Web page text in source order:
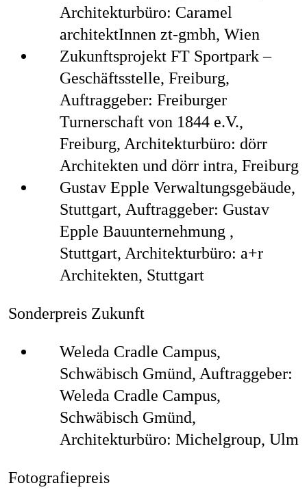
Architekturbüro: Caramel
architektInnen zt-gmbh, Wien
Zukunftsprojekt FT Sportpark –
Geschäftsstelle, Freiburg,
Auftraggeber: Freiburger
Turnerschaft von 1844 e.V.,
Freiburg, Architekturbüro: dörr
Architekten und dörr intra, Freiburg
Gustav Epple Verwaltungsgebäude,
Stuttgart, Auftraggeber: Gustav
Epple Bauunternehmung ,
Stuttgart, Architekturbüro: a+r
Architekten, Stuttgart
Sonderpreis Zukunft
Weleda Cradle Campus,
Schwäbisch Gmünd, Auftraggeber:
Weleda Cradle Campus,
Schwäbisch Gmünd,
Architekturbüro: Michelgroup, Ulm
Fotografiepreis